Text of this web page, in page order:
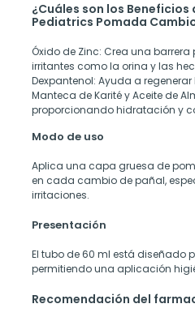
¿Cuáles son los Beneficios
Pediatrics Pomada
Óxido de Zinc: Crea una
irritantes como la orina y las
Dexpantenol: Ayuda a
Manteca de Karité y Aceite de
proporcionando hidratación y
Modo de uso
Aplica una capa gruesa de
en cada cambio de pañal,
irritaciones.
Presentación
El tubo de 60 ml está diseñado
permitiendo una aplicación
Recomendación del